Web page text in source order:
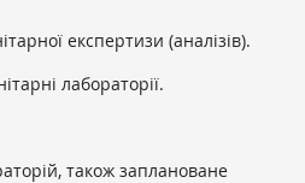
експертизи (аналізів).
лабораторії.
також заплановане